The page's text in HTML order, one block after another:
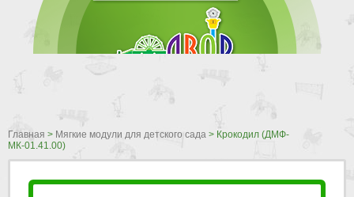
Главная > Мягкие модули для детского сада > Крокодил (ДМФ-
МК-01.41.00)